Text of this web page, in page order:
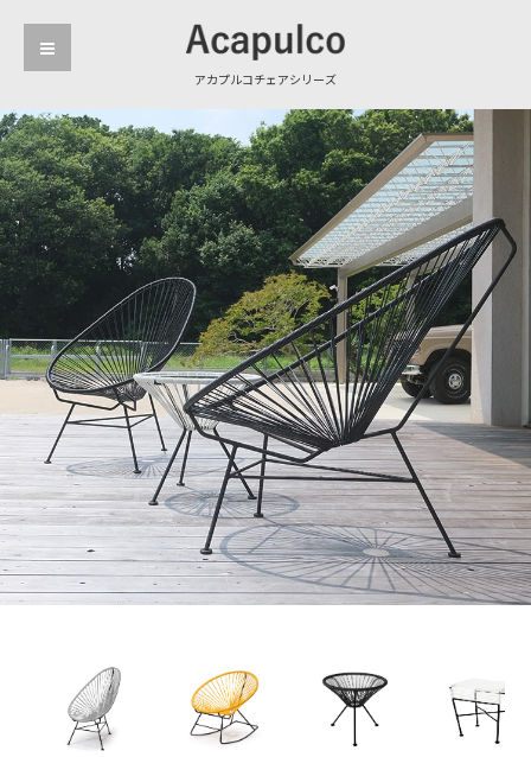
アカプルコチェアシリーズ